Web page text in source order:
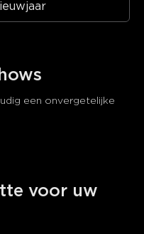
een onvergetelijke
voor uw